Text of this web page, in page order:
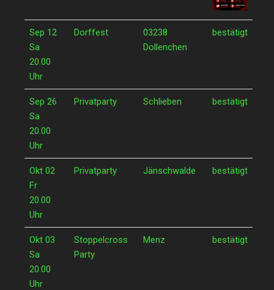
Sep 12
Sa
20.00
Uhr
Dorffest
03238
Dollenchen
bestätigt
Sep 26
Sa
20.00
Uhr
Privatparty Schlieben bestätigt
Okt 02
Fr
20.00
Uhr
Privatparty Jänschwalde bestätigt
Okt 03
Sa
20.00
Uhr
Stoppelcross
Party
Menz bestätigt